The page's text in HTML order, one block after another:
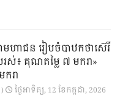
ាជន រៀបចំបាឋកថាស៊េរី
ស់៖ គុណតម្លៃ ៧ មករា»
រា
) ថ្ងៃ​អាទិត្យ, 12 ខែ​កក្កដា, 2026